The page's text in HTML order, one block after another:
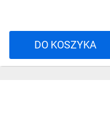
DO KOSZYKA